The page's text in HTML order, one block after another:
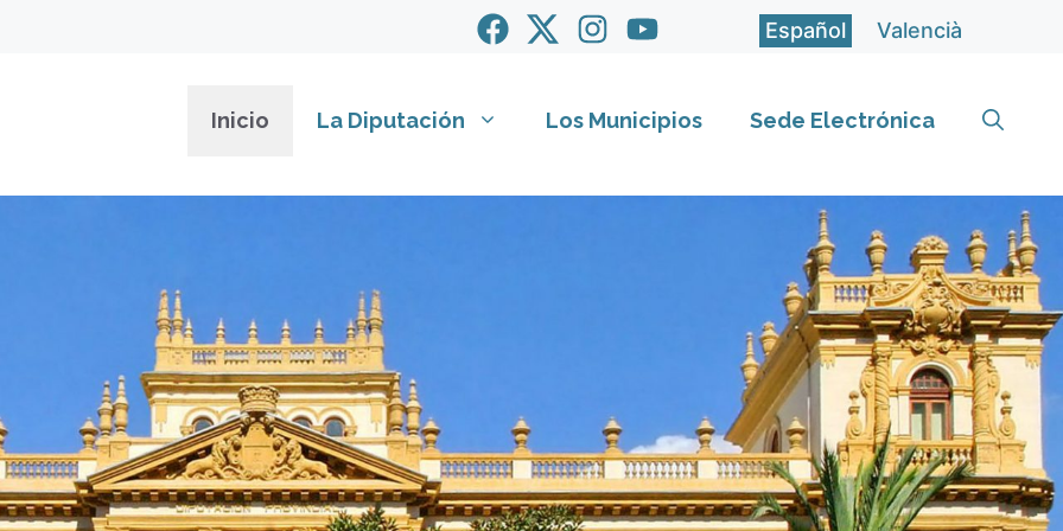
Español Valencià
Inicio La Diputación Los Municipios Sede Electrónica